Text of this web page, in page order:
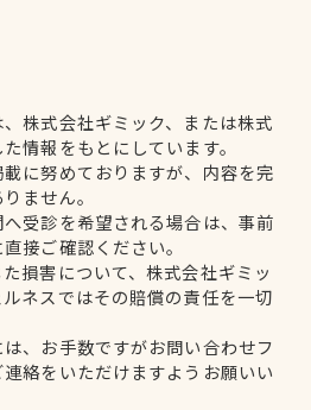
株式会社ギミック、または株式
情報をもとにしています。
に努めておりますが、内容を完
ません。
受診を希望される場合は、事前
接ご確認ください。
損害について、株式会社ギミッ
ネスではその賠償の責任を一切
、お手数ですがお問い合わせフ
絡をいただけますようお願いい